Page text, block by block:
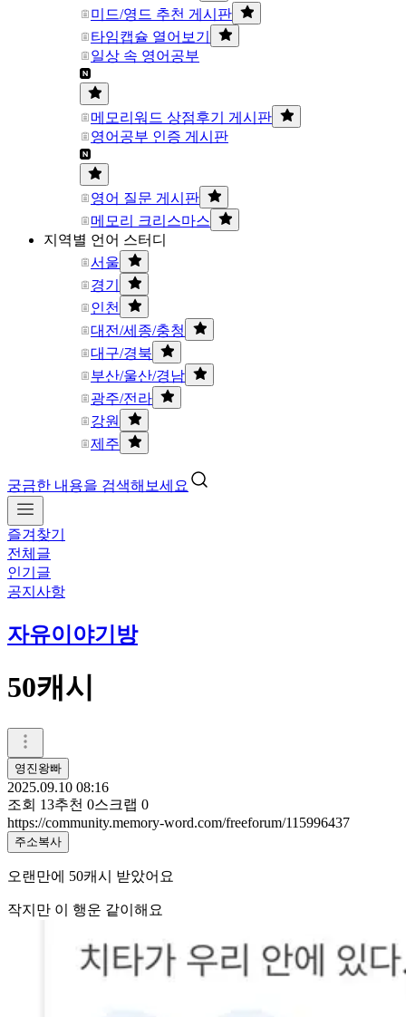
미드/영드 추천 게시판
타임캡슐 열어보기
일상 속 영어공부
메모리워드 상점후기 게시판
영어공부 인증 게시판
영어 질문 게시판
메모리 크리스마스
지역별 언어 스터디
서울
경기
인천
대전/세종/충청
대구/경북
부산/울산/경남
광주/전라
강원
제주
궁금한 내용을 검색해보세요
즐겨찾기
전체글
인기글
공지사항
자유이야기방
50캐시
영진왕빠
2025.09.10 08:16
조회 13추천 0스크랩 0
https://community.memory-word.com/freeforum/115996437
주소복사
오랜만에 50캐시 받았어요
작지만 이 행운 같이해요